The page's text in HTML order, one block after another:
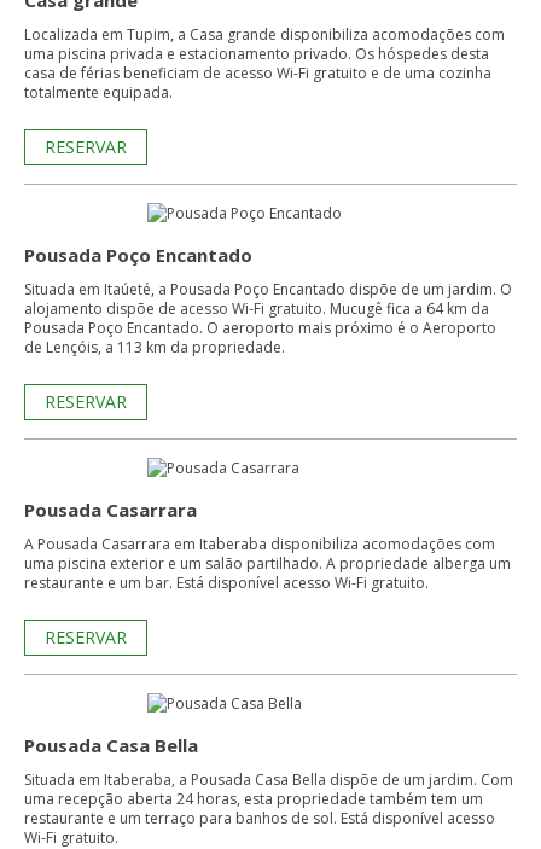
Localizada em Tupim, a Casa grande disponibiliza acomodações com
uma piscina privada e estacionamento privado. Os hóspedes desta
casa de férias beneficiam de acesso Wi-Fi gratuito e de uma cozinha
totalmente equipada.
RESERVAR
Pousada Poço Encantado
Situada em Itaúeté, a Pousada Poço Encantado dispõe de um jardim. O
alojamento dispõe de acesso Wi-Fi gratuito. Mucugê fica a 64 km da
Pousada Poço Encantado. O aeroporto mais próximo é o Aeroporto
de Lençóis, a 113 km da propriedade.
RESERVAR
Pousada Casarrara
A Pousada Casarrara em Itaberaba disponibiliza acomodações com
uma piscina exterior e um salão partilhado. A propriedade alberga um
restaurante e um bar. Está disponível acesso Wi-Fi gratuito.
RESERVAR
Pousada Casa Bella
Situada em Itaberaba, a Pousada Casa Bella dispõe de um jardim. Com
uma recepção aberta 24 horas, esta propriedade também tem um
restaurante e um terraço para banhos de sol. Está disponível acesso
Wi-Fi gratuito.